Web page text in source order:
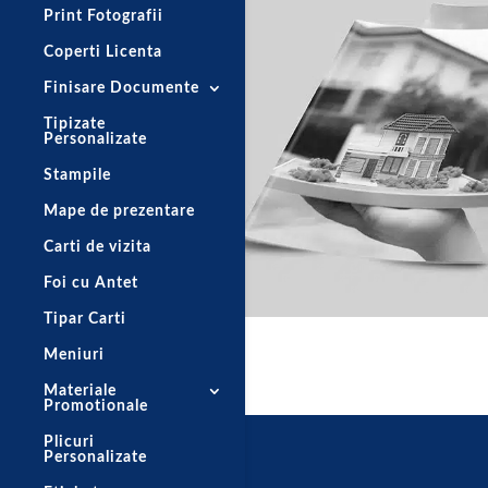
Print Fotografii
Coperti Licenta
Finisare Documente
Tipizate
Personalizate
Stampile
Mape de prezentare
Carti de vizita
Foi cu Antet
Tipar Carti
Meniuri
Materiale
Promotionale
Plicuri
Personalizate